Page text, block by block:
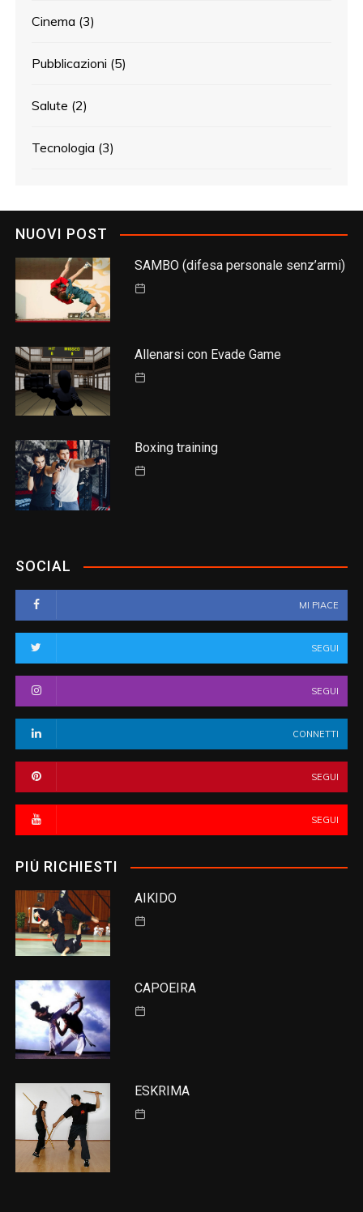
Cinema (3)
Pubblicazioni (5)
Salute (2)
Tecnologia (3)
NUOVI POST
SAMBO (difesa personale senz’armi)
Allenarsi con Evade Game
Boxing training
SOCIAL
MI PIACE
SEGUI
SEGUI
CONNETTI
SEGUI
SEGUI
PIÙ RICHIESTI
AIKIDO
CAPOEIRA
ESKRIMA